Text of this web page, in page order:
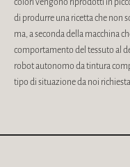
colori vengono riprodotti in
di produrre una ricetta che non
ma, a seconda della macchina
comportamento del tessuto al
robot autonomo da tintura
tipo di situazione da noi